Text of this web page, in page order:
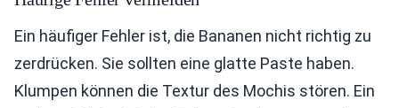
Ein häufiger Fehler ist, die Bananen nicht richtig zu
zerdrücken. Sie sollten eine glatte Paste haben.
Klumpen können die Textur des Mochis stören. Ein